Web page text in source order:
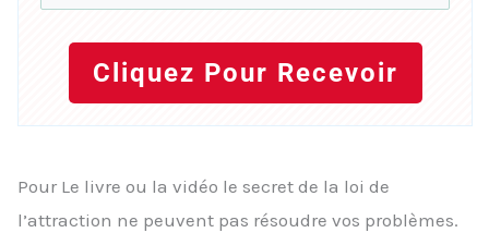
Cliquez Pour Recevoir
Pour Le livre ou la vidéo le secret de la loi de
l’attraction ne peuvent pas résoudre vos problèmes.